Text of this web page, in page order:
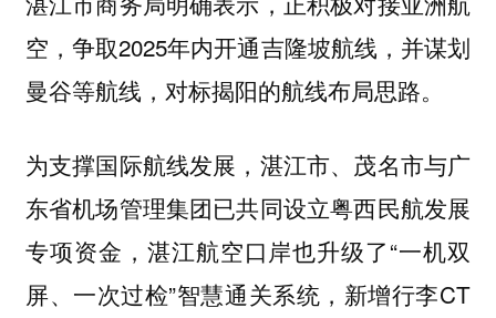
空，争取2025年内开通吉隆坡航线，并谋划
曼谷等航线，对标揭阳的航线布局思路。
为支撑国际航线发展，湛江市、茂名市与广
东省机场管理集团已共同设立粤西民航发展
专项资金，湛江航空口岸也升级了“一机双
屏、一次过检”智慧通关系统，新增行李CT